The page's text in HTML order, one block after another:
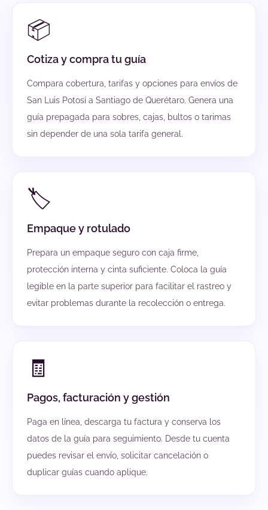
📦
Cotiza y compra tu guía
Compara cobertura, tarifas y opciones para envíos de
San Luis Potosí a Santiago de Querétaro. Genera una
guía prepagada para sobres, cajas, bultos o tarimas
sin depender de una sola tarifa general.
🏷️
Empaque y rotulado
Prepara un empaque seguro con caja firme,
protección interna y cinta suficiente. Coloca la guía
legible en la parte superior para facilitar el rastreo y
evitar problemas durante la recolección o entrega.
🧾
Pagos, facturación y gestión
Paga en línea, descarga tu factura y conserva los
datos de la guía para seguimiento. Desde tu cuenta
puedes revisar el envío, solicitar cancelación o
duplicar guías cuando aplique.